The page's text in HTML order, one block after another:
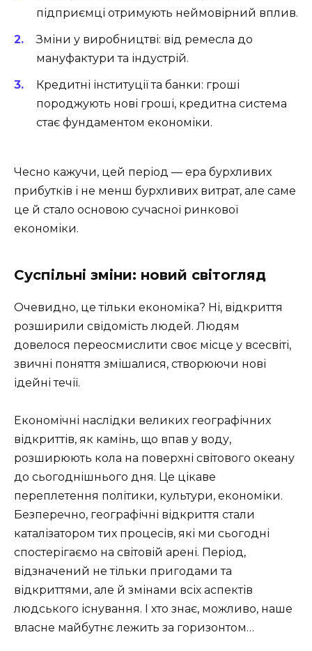
підприємці отримують неймовірний вплив.
Зміни у виробництві: від ремесла до
мануфактури та індустрій.
Кредитні інституції та банки: гроші
породжують нові гроші, кредитна система
стає фундаментом економіки.
Чесно кажучи, цей період — ера бурхливих
прибутків і не менш бурхливих витрат, але саме
це й стало основою сучасної ринкової
економіки.
Суспільні зміни: новий світогляд
Очевидно, це тільки економіка? Ні, відкриття
розширили свідомість людей. Людям
довелося переосмислити своє місце у всесвіті,
звичні поняття змішалися, створюючи нові
ідейні течії.
Економічні наслідки великих географічних
відкриттів, як камінь, що впав у воду,
розширюють кола на поверхні світового океану
до сьогоднішнього дня. Це цікаве
переплетення політики, культури, економіки.
Безперечно, географічні відкриття стали
каталізатором тих процесів, які ми сьогодні
спостерігаємо на світовій арені. Період,
відзначений не тільки пригодами та
відкриттями, але й змінами всіх аспектів
людського існування. І хто знає, можливо, наше
власне майбутнє лежить за горизонтом…